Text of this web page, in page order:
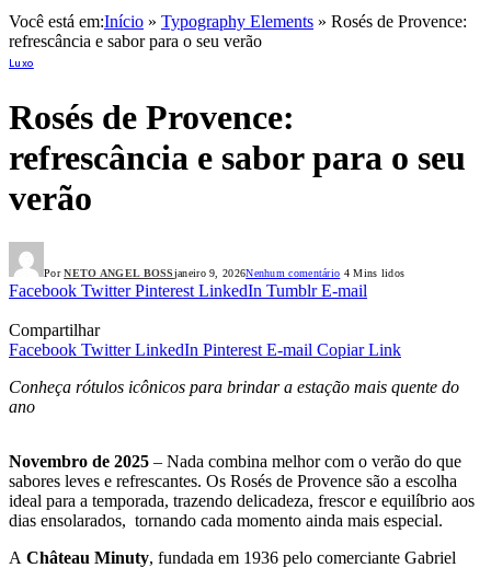
Você está em:Início » Typography Elements » Rosés de Provence:
refrescância e sabor para o seu verão
Luxo
Rosés de Provence:
refrescância e sabor para o seu
verão
Por NETO ANGEL BOSSjaneiro 9, 2026Nenhum comentário 4 Mins lidos
Facebook Twitter Pinterest LinkedIn Tumblr E-mail
Compartilhar
Facebook Twitter LinkedIn Pinterest E-mail Copiar Link
Conheça rótulos icônicos para brindar a estação mais quente do
ano
Novembro de 2025 – Nada combina melhor com o verão do que
sabores leves e refrescantes. Os Rosés de Provence são a escolha
ideal para a temporada, trazendo delicadeza, frescor e equilíbrio aos
dias ensolarados, tornando cada momento ainda mais especial.
A Château Minuty, fundada em 1936 pelo comerciante Gabriel